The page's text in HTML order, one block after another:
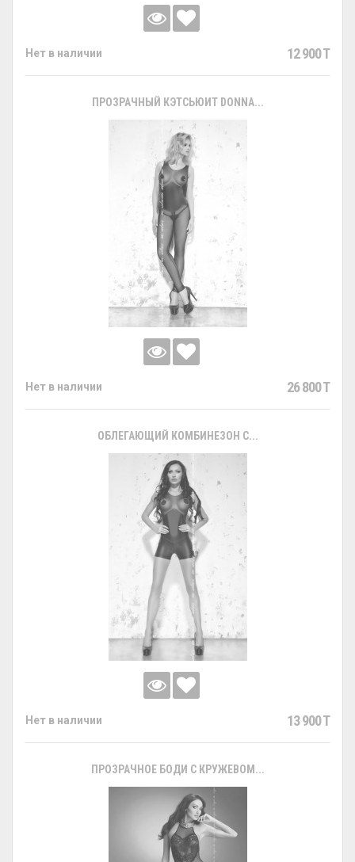
Нет в наличии 12 900 T
ПРОЗРАЧНЫЙ КЭТСЬЮИТ DONNA...
Нет в наличии 26 800 T
ОБЛЕГАЮЩИЙ КОМБИНЕЗОН С...
Нет в наличии 13 900 T
ПРОЗРАЧНОЕ БОДИ С КРУЖЕВОМ...